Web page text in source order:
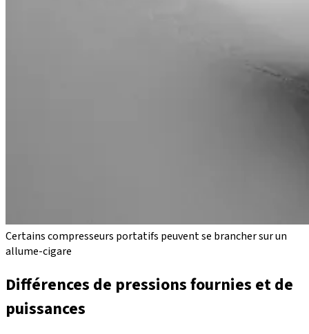
Certains compresseurs portatifs peuvent se brancher sur un
allume-cigare
Différences de pressions fournies et de
puissances